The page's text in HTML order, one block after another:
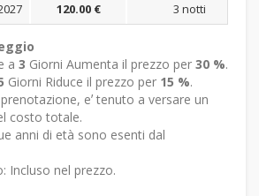
120.00 € 3 notti
a 3 Giorni Aumenta il prezzo per 30 %.
Giorni Riduce il prezzo per 15 %.
eʼ tenuto a versare un
costo totale.
anni di età sono esenti dal
Incluso nel prezzo.